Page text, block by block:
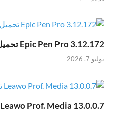
Epic Pen Pro 3.12.172 تحميل مجاني
يوليو 7, 2026
Leawo Prof. Media 13.0.0.7 تحميل مجاني